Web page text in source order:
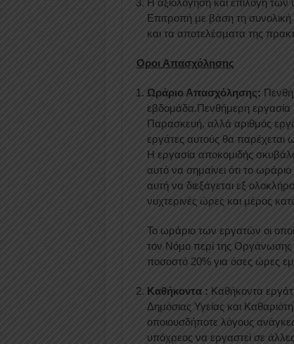
Η αξιολόγηση και επιλογή
Επιτροπή με βάση τη
και τα αποτελέσματα της
Οροι Απασχόλησης
Ωράριο Απασχόλησης:
εβδομάδα.Πενθήμερη εργασία
Παρασκευή, αλλά αριθμός
εργάτες αυτούς θα
Η εργασία αποκομιδής
αυτό να σημαίνει ότι το
αυτή να διεξάγεται εξ
νυχτερινές ώρες και μέρος
Το ωράριο των εργατών οι
τον Νόμο περί της Οργάνωσης
ποσοστό 20% για όσες ώρες
Καθήκοντα : Καθήκοντα
Δημόσιας Υγείας και
οποιουσδήποτε λόγους
υπόχρεος να εργαστεί σε